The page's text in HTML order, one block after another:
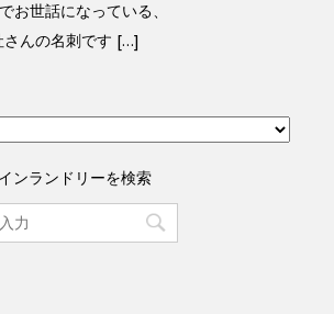
お世話になっている、
さんの名刺です […]
ンランドリーを検索